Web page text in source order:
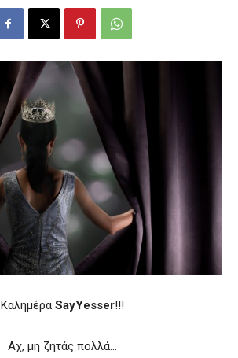
Καλημέρα SayYesser!!!
Αχ, μη ζητάς πολλά…